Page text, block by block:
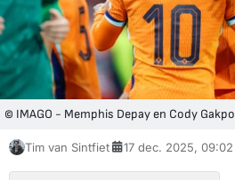
© IMAGO - Memphis Depay en Cody Gakpo
Tim van Sintfiet 17 dec. 2025, 09:02